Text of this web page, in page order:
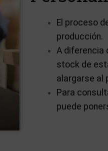
El proceso
producción.
A diferencia
stock de
alargarse al
Para
puede